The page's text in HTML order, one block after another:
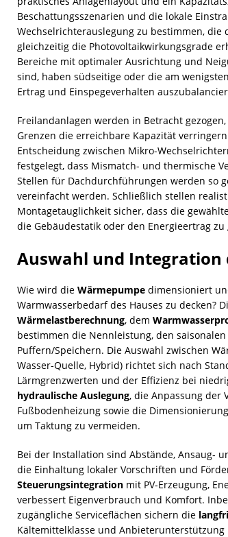
Beschattungsszenarien und die lokale
Wechselrichterauslegung zu bestimmen,
gleichzeitig die Photovoltaikwirkungsgrade
Bereiche mit optimaler Ausrichtung und
sind, haben südseitige oder die am
Ertrag und Einspegeverhalten
Freilandanlagen werden in Betracht
Grenzen die erreichbare Kapazität
Entscheidung zwischen Mikro-
festgelegt, dass Mismatch- und thermische
Stellen für Dachdurchführungen werden so
vereinfacht werden. Schließlich stellen
Montagetauglichkeit sicher, dass die
die Gebäudestatik oder den Energieertrag zu
Auswahl und Integration
Wie wird die Wärmepumpe dimensioniert
Warmwasserbedarf des Hauses zu
Wärmelastberechnung, dem
bestimmen die Nennleistung, den
Puffern/Speichern. Die Auswahl zwischen
Wasser‑Quelle, Hybrid) richtet sich nach
Lärmgrenzwerten und der Effizienz bei
hydraulische Auslegung, die Anpassung der
Fußbodenheizung sowie die
um Taktung zu vermeiden.
Bei der Installation sind Abstände, Ansaug‑
die Einhaltung lokaler Vorschriften und
Steuerungsintegration mit PV‑Erzeugung,
verbessert Eigenverbrauch und Komfort.
zugängliche Serviceflächen sichern die
Kältemittelklasse und